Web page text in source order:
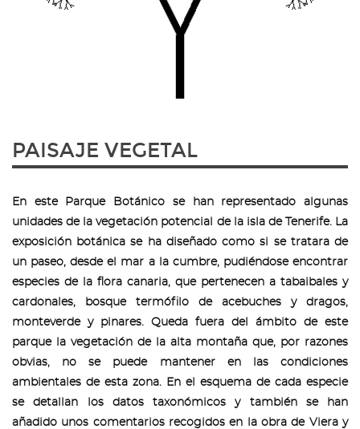
PAISAJE VEGETAL
En este Parque Botánico se han representado algunas
unidades de la vegetación potencial de la isla de Tenerife. La
exposición botánica se ha diseñado como si se tratara de
un paseo, desde el mar a la cumbre, pudiéndose encontrar
especies de la flora canaria, que pertenecen a tabaibales y
cardonales, bosque termófilo de acebuches y dragos,
monteverde y pinares. Queda fuera del ámbito de este
parque la vegetación de la alta montaña que, por razones
obvias, no se puede mantener en las condiciones
ambientales de esta zona. En el esquema de cada especie
se detallan los datos taxonómicos y también se han
añadido unos comentarios recogidos en la obra de Viera y